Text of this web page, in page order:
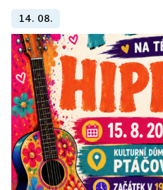
14. 08.